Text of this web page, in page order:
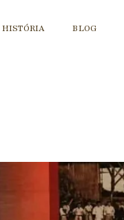
HISTÓRIA BLOG